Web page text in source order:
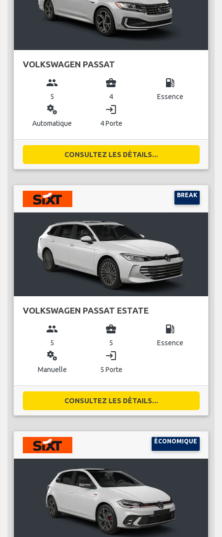
VOLKSWAGEN PASSAT
group
5
business_center
4
local_gas_station
Essence
miscellaneous_services
Automatique
login
4 Porte
CONSULTEZ LES DÉTAILS...
BREAK
VOLKSWAGEN PASSAT ESTATE
group
5
business_center
5
local_gas_station
Essence
miscellaneous_services
Manuelle
login
5 Porte
CONSULTEZ LES DÉTAILS...
ÉCONOMIQUE